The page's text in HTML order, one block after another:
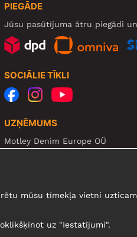
PIEGĀDE
Jūsu pasūtījuma ātru piegādi
SOCIĀLIE TĪKLI
UZŅĒMUMS
Motley Denim Europe OÜ
mūsu tīmekļa vietni
uz "Iestatījumi".